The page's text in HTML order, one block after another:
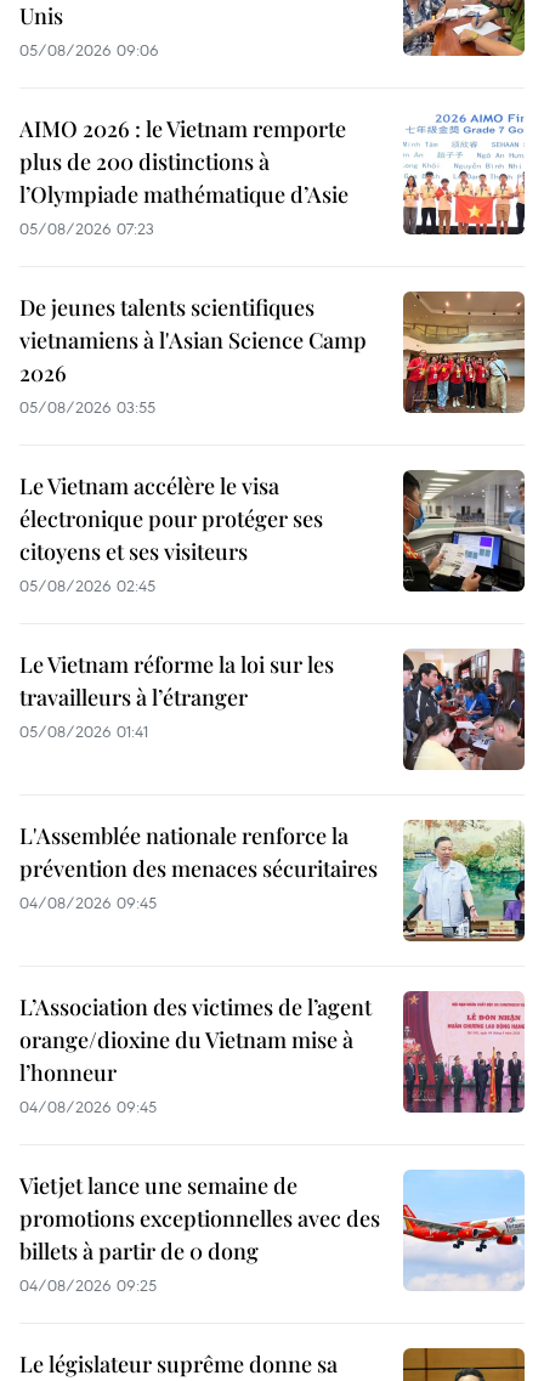
Unis
05/08/2026 09:06
AIMO 2026 : le Vietnam remporte
plus de 200 distinctions à
l’Olympiade mathématique d’Asie
05/08/2026 07:23
De jeunes talents scientifiques
vietnamiens à l'Asian Science Camp
2026
05/08/2026 03:55
Le Vietnam accélère le visa
électronique pour protéger ses
citoyens et ses visiteurs
05/08/2026 02:45
Le Vietnam réforme la loi sur les
travailleurs à l’étranger
05/08/2026 01:41
L'Assemblée nationale renforce la
prévention des menaces sécuritaires
04/08/2026 09:45
L’Association des victimes de l’agent
orange/dioxine du Vietnam mise à
l’honneur
04/08/2026 09:45
Vietjet lance une semaine de
promotions exceptionnelles avec des
billets à partir de 0 dong
04/08/2026 09:25
Le législateur suprême donne sa